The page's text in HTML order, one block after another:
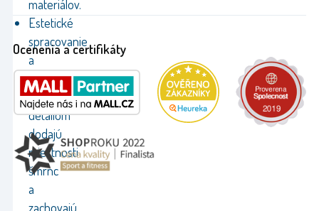
materiálov.
Estetické
spracovanie
a
pozornosť
venovaná
detailom
dodajú
miestnosti
šmrnc
a
zachovajú
Ocenenia a certifikáty